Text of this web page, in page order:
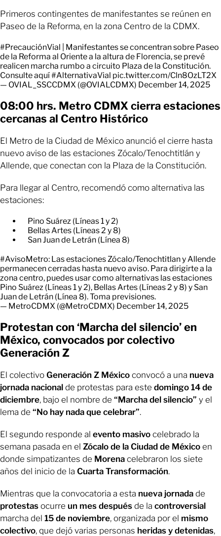
Primeros contingentes de manifestantes se reúnen en
Paseo de la Reforma, en la zona Centro de la CDMX.
#PrecauciónVial | Manifestantes se concentran sobre Paseo
de la Reforma al Oriente a la altura de Florencia, se prevé
realicen marcha rumbo a circuito Plaza de la Constitución.
Consulte aquí#AlternativaVial pic.twitter.com/Cln8OzLT2X
— OVIAL_SSCCDMX (@OVIALCDMX) December 14, 2025
08:00 hrs. Metro CDMX cierra estaciones
cercanas al Centro Histórico
El Metro de la Ciudad de México anunció el cierre hasta
nuevo aviso de las estaciones Zócalo/Tenochtitlán y
Allende, que conectan con la Plaza de la Constitución.
Para llegar al Centro, recomendó como alternativa las
estaciones:
Pino Suárez (Líneas 1 y 2)
Bellas Artes (Líneas 2 y 8)
San Juan de Letrán (Línea 8)
#AvisoMetro: Las estaciones Zócalo/Tenochtitlan y Allende
permanecen cerradas hasta nuevo aviso. Para dirigirte a la
zona centro, puedes usar como alternativas las estaciones
Pino Suárez (Líneas 1 y 2), Bellas Artes (Líneas 2 y 8) y San
Juan de Letrán (Línea 8). Toma previsiones.
— MetroCDMX (@MetroCDMX) December 14, 2025
Protestan con ‘Marcha del silencio’ en
México, convocados por colectivo
Generación Z
El colectivo Generación Z México convocó a una nueva
jornada nacional de protestas para este domingo 14 de
diciembre, bajo el nombre de “Marcha del silencio” y el
lema de “No hay nada que celebrar”.
El segundo responde al evento masivo celebrado la
semana pasada en el Zócalo de la Ciudad de México en
donde simpatizantes de Morena celebraron los siete
años del inicio de la Cuarta Transformación.
Mientras que la convocatoria a esta nueva jornada de
protestas ocurre un mes después de la controversial
marcha del 15 de noviembre, organizada por el mismo
colectivo, que dejó varias personas heridas y detenidas,